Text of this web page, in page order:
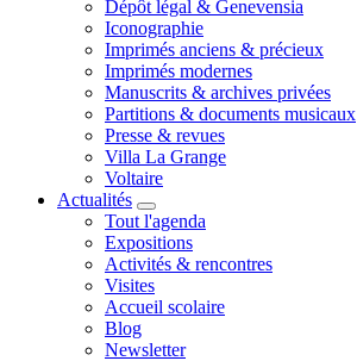
Dépôt légal & Genevensia
Iconographie
Imprimés anciens & précieux
Imprimés modernes
Manuscrits & archives privées
Partitions & documents musicaux
Presse & revues
Villa La Grange
Voltaire
Actualités
Tout l'agenda
Expositions
Activités & rencontres
Visites
Accueil scolaire
Blog
Newsletter